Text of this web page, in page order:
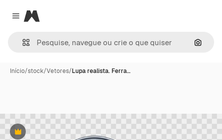
Close menu
Magnific
Início/stock/Vetores/Lupa realista. Ferra…
Premium